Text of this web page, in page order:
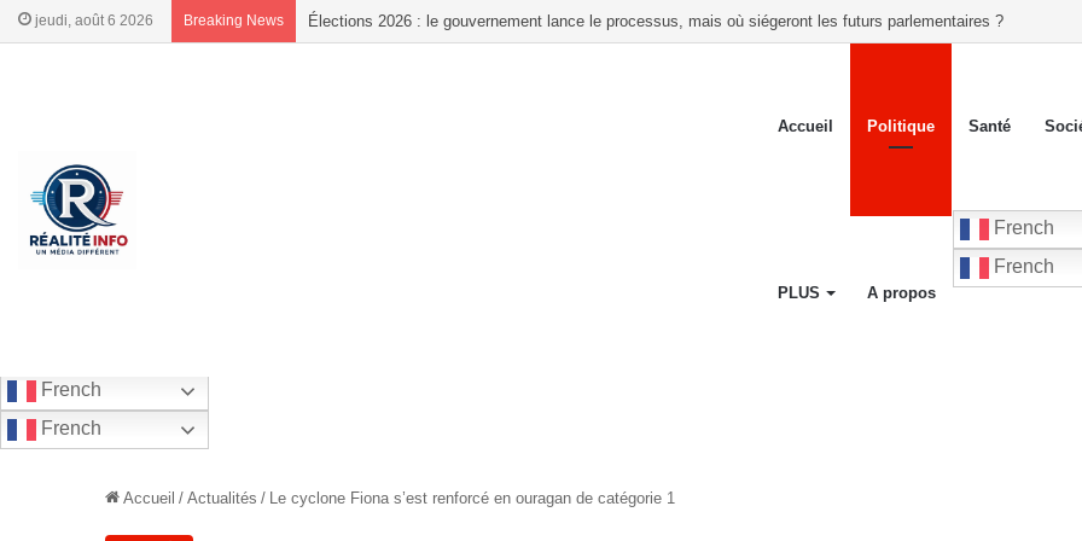
jeudi, août 6 2026 Breaking News Élections : le PVD refuse toute alliance politique et dénonce de présumées irrégularités liées à l’inscription de
Accueil Politique Santé
PLUS A propos
French
French
French
French
Accueil / Actualités / Le cyclone Fiona s’est renforcé en ouragan de catégorie 1